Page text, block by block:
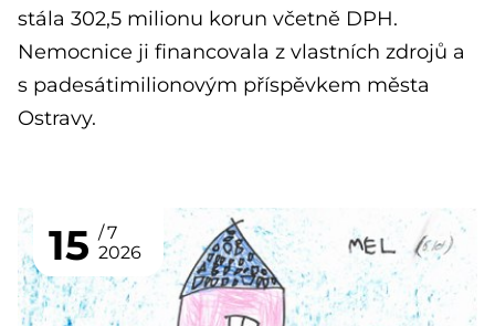
stála 302,5 milionu korun včetně DPH.
Nemocnice ji financovala z vlastních zdrojů a
s padesátimilionovým příspěvkem města
Ostravy.
15
7
2026